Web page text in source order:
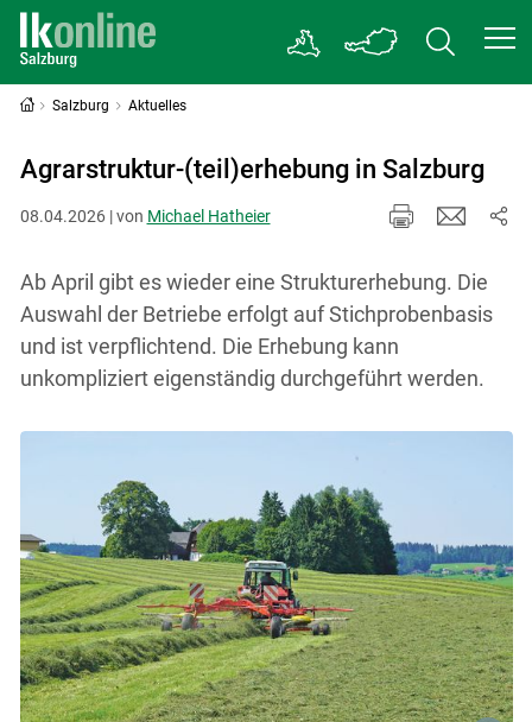
Salzburg Aktuelles
Agrarstruktur-(teil)erhebung in Salzburg
08.04.2026 | von Michael Hatheier
Ab April gibt es wieder eine Strukturerhebung. Die
Auswahl der Betriebe erfolgt auf Stichprobenbasis
und ist verpflichtend. Die Erhebung kann
unkompliziert eigenständig durchgeführt werden.